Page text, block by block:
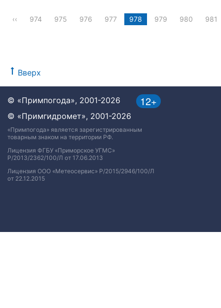
‹‹ 974 975 976 977 978 979 980 981
Вверх
12+
© «Примпогода», 2001-2026
© «Примгидромет», 2001-2026
«Примпогода» является зарегистрированным
товарным знаком на территории РФ.
Лицензия ФГБУ «Приморское УГМС»
Р/2013/2362/100/Л от 17.06.2013
Лицензия ООО «Метеосервис» Р/2015/2946/100/Л
от 22.12.2015